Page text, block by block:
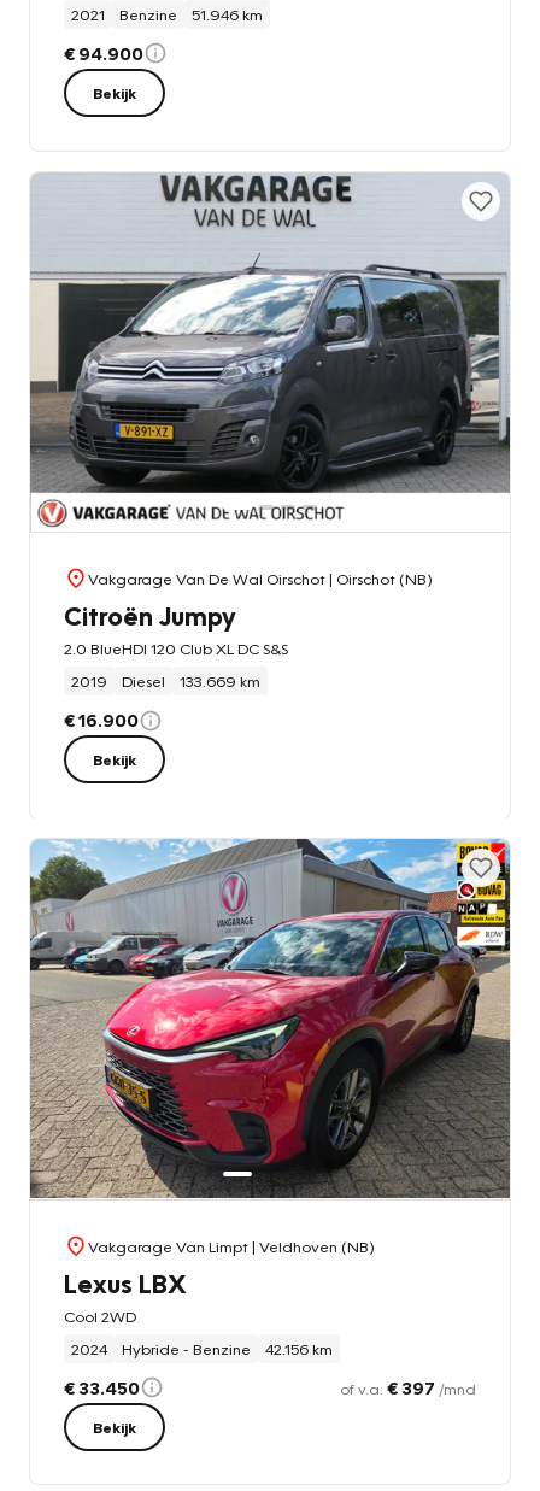
2021
Benzine 51.946 km
€ 94.900
Bekijk
Vakgarage Van De Wal Oirschot| Oirschot (NB)
Citroën Jumpy
2.0 BlueHDI 120 Club XL DC S&S
2019
Diesel 133.669 km
€ 16.900
Bekijk
Vakgarage Van Limpt| Veldhoven (NB)
Lexus LBX
Cool 2WD
2024
Hybride - Benzine 42.156 km
€ 33.450 of v.a. € 397 /mnd
Bekijk